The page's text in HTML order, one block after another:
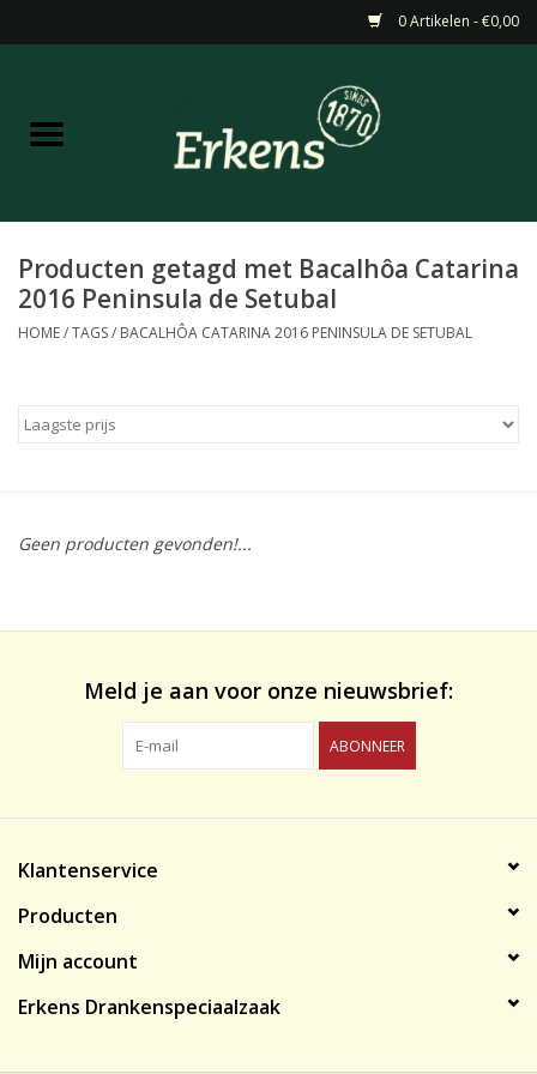
0 Artikelen - €0,00
Home
likeuren&Overig
Producten getagd met Bacalhôa Catarina
2016 Peninsula de Setubal
HOME/TAGS/ BACALHÔA CATARINA 2016 PENINSULA DE SETUBAL
Geen producten gevonden!...
Meld je aan voor onze nieuwsbrief:
ABONNEER
Klantenservice
Producten
Mijn account
Erkens Drankenspeciaalzaak